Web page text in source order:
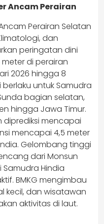
Ancam Perairan
Perairan Selatan
dan
peringatan dini
di perairan
2026 hingga 8
berlaku untuk Samudra
bagian selatan,
hingga Jawa Timur.
mencapai
mencapai 4,5 meter
Gelombang tinggi
dari Monsun
Samudra Hindia
BMKG mengimbau
kecil, dan wisatawan
aktivitas di laut.